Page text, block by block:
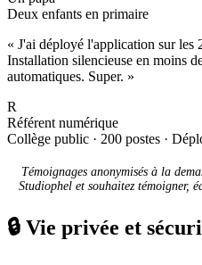
Deux enfants en primaire
« J'ai déployé l'application sur les
Installation silencieuse en moins
automatiques. Super. »
R
Référent numérique
Collège public · 200 postes ·
Témoignages anonymisés à la
Studiophel et souhaitez témoigner,
🔒 Vie privée et